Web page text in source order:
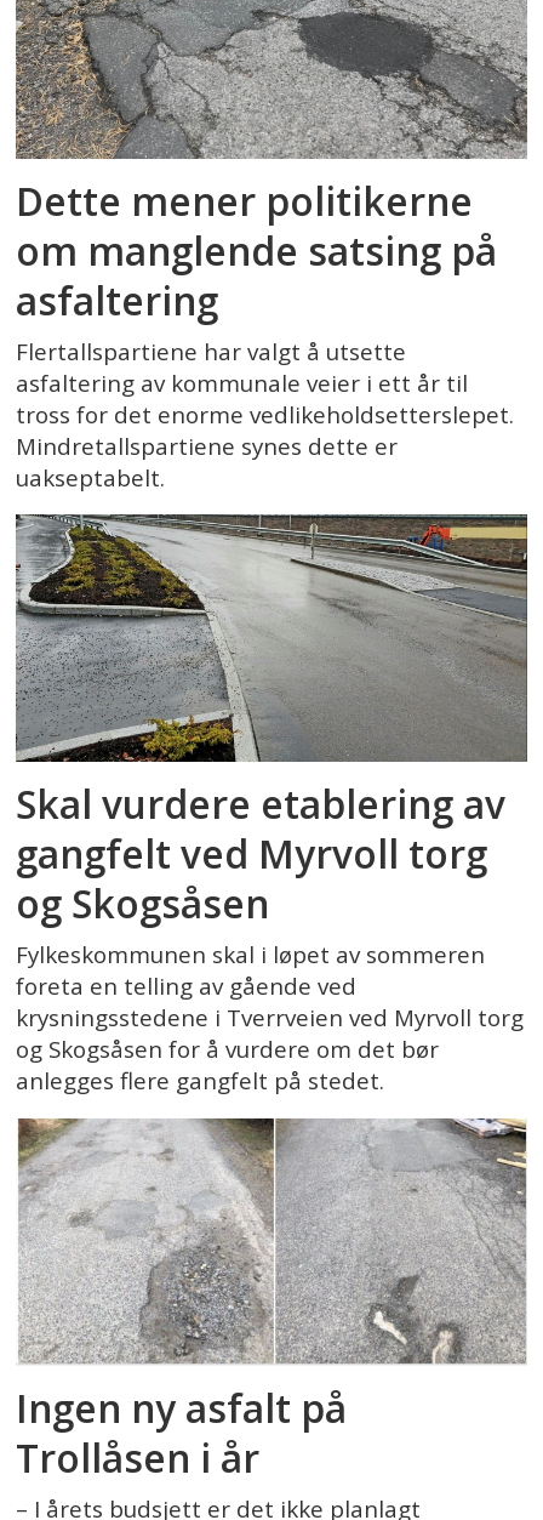
Dette mener politikerne
om manglende satsing på
asfaltering
Flertallspartiene har valgt å utsette
asfaltering av kommunale veier i ett år til
tross for det enorme vedlikeholdsetterslepet.
Mindretallspartiene synes dette er
uakseptabelt.
Skal vurdere etablering av
gangfelt ved Myrvoll torg
og Skogsåsen
Fylkeskommunen skal i løpet av sommeren
foreta en telling av gående ved
krysningsstedene i Tverrveien ved Myrvoll torg
og Skogsåsen for å vurdere om det bør
anlegges flere gangfelt på stedet.
Ingen ny asfalt på
Trollåsen i år
– I årets budsjett er det ikke planlagt